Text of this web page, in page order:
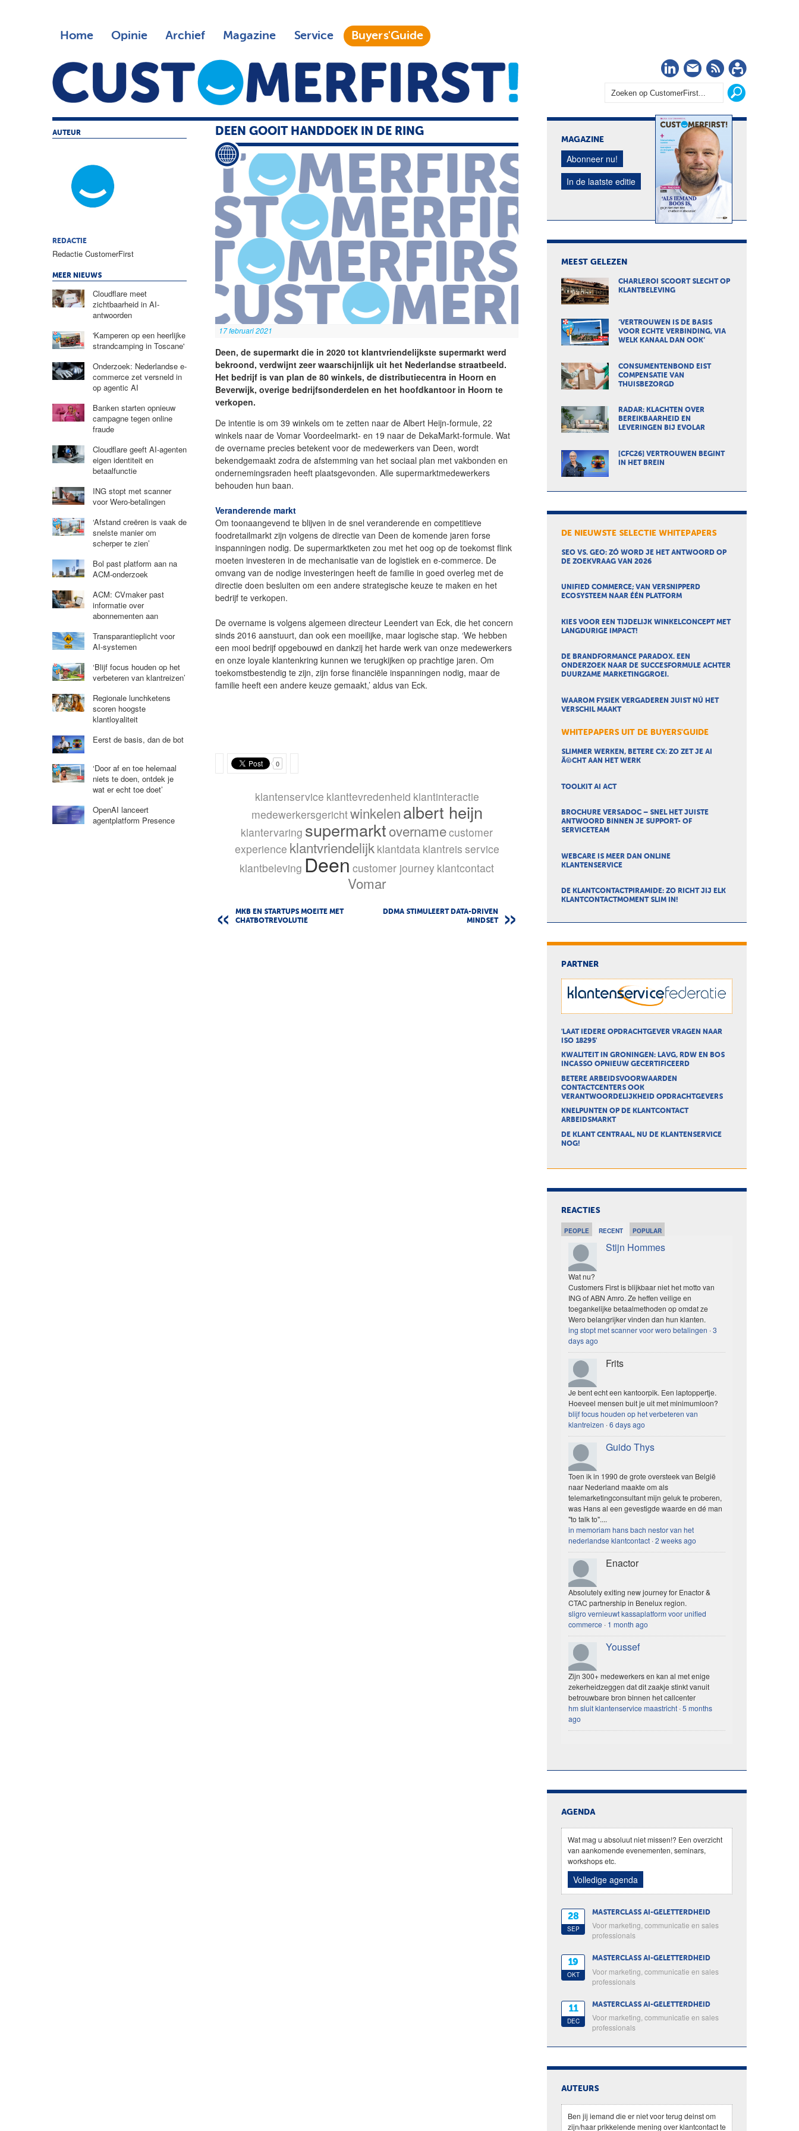
Home Opinie Archief Magazine Service Buyers'Guide
LinkedIn
Nieuwsbrief
RSS
DEEN GOOIT HANDDOEK IN DE RING
17 februari 2021
Deen, de supermarkt die in 2020 tot klantvriendelijkste supermarkt werd
bekroond, verdwijnt zeer waarschijnlijk uit het Nederlandse straatbeeld.
Het bedrijf is van plan de 80 winkels, de distributiecentra in Hoorn en
Beverwijk, overige bedrijfsonderdelen en het hoofdkantoor in Hoorn te
verkopen.
De intentie is om 39 winkels om te zetten naar de Albert Heijn-formule, 22
winkels naar de Vomar Voordeelmarkt- en 19 naar de DekaMarkt-formule. Wat
de overname precies betekent voor de medewerkers van Deen, wordt
bekendgemaakt zodra de afstemming van het sociaal plan met vakbonden en
ondernemingsraden heeft plaatsgevonden. Alle supermarktmedewerkers
behouden hun baan.
Veranderende markt
Om toonaangevend te blijven in de snel veranderende en competitieve
foodretailmarkt zijn volgens de directie van Deen de komende jaren forse
inspanningen nodig. De supermarktketen zou met het oog op de toekomst flink
moeten investeren in de mechanisatie van de logistiek en e-commerce. De
omvang van de nodige investeringen heeft de familie in goed overleg met de
directie doen besluiten om een andere strategische keuze te maken en het
bedrijf te verkopen.
De overname is volgens algemeen directeur Leendert van Eck, die het concern
sinds 2016 aanstuurt, dan ook een moeilijke, maar logische stap. ‘We hebben
een mooi bedrijf opgebouwd en dankzij het harde werk van onze medewerkers
en onze loyale klantenkring kunnen we terugkijken op prachtige jaren. Om
toekomstbestendig te zijn, zijn forse financiële inspanningen nodig, maar de
familie heeft een andere keuze gemaakt,’ aldus van Eck.
0
klantenservice klanttevredenheid klantinteractie
medewerkersgerichtwinkelenalbert heijn
klantervaring supermarktovernamecustomer
experience klantvriendelijk klantdata klantreis service
klantbeleving Deen customer journey klantcontact
Vomar
MKB EN STARTUPS MOEITE MET
CHATBOTREVOLUTIE
DDMA STIMULEERT DATA-DRIVEN
MINDSET
AUTEUR
REDACTIE
Redactie CustomerFirst
MEER NIEUWS
Cloudflare meet
zichtbaarheid in AI-
antwoorden
'Kamperen op een heerlijke
strandcamping in Toscane'
Onderzoek: Nederlandse e-
commerce zet versneld in
op agentic AI
Banken starten opnieuw
campagne tegen online
fraude
Cloudflare geeft AI-agenten
eigen identiteit en
betaalfunctie
ING stopt met scanner
voor Wero-betalingen
‘Afstand creëren is vaak de
snelste manier om
scherper te zien’
Bol past platform aan na
ACM-onderzoek
ACM: CVmaker past
informatie over
abonnementen aan
Transparantieplicht voor
AI-systemen
‘Blijf focus houden op het
verbeteren van klantreizen’
Regionale lunchketens
scoren hoogste
klantloyaliteit
Eerst de basis, dan de bot
‘Door af en toe helemaal
niets te doen, ontdek je
wat er echt toe doet’
OpenAI lanceert
agentplatform Presence
MAGAZINE
Abonneer nu!
In de laatste editie
MEEST GELEZEN
CHARLEROI SCOORT SLECHT OP
KLANTBELEVING
‘VERTROUWEN IS DE BASIS
VOOR ECHTE VERBINDING, VIA
WELK KANAAL DAN OOK’
CONSUMENTENBOND EIST
COMPENSATIE VAN
THUISBEZORGD
RADAR: KLACHTEN OVER
BEREIKBAARHEID EN
LEVERINGEN BIJ EVOLAR
[CFC26] VERTROUWEN BEGINT
IN HET BREIN
DE NIEUWSTE SELECTIE WHITEPAPERS
SEO VS. GEO: ZÓ WORD JE HET ANTWOORD OP
DE ZOEKVRAAG VAN 2026
UNIFIED COMMERCE; VAN VERSNIPPERD
ECOSYSTEEM NAAR ÉÉN PLATFORM
KIES VOOR EEN TIJDELIJK WINKELCONCEPT MET
LANGDURIGE IMPACT!
DE BRANDFORMANCE PARADOX. EEN
ONDERZOEK NAAR DE SUCCESFORMULE ACHTER
DUURZAME MARKETINGGROEI.
WAAROM FYSIEK VERGADEREN JUIST NÚ HET
VERSCHIL MAAKT
WHITEPAPERS UIT DE BUYERS'GUIDE
SLIMMER WERKEN, BETERE CX: ZO ZET JE AI
Ã©CHT AAN HET WERK
TOOLKIT AI ACT
BROCHURE VERSADOC – SNEL HET JUISTE
ANTWOORD BINNEN JE SUPPORT- OF
SERVICETEAM
WEBCARE IS MEER DAN ONLINE
KLANTENSERVICE
DE KLANTCONTACTPIRAMIDE: ZO RICHT JIJ ELK
KLANTCONTACTMOMENT SLIM IN!
PARTNER
'LAAT IEDERE OPDRACHTGEVER VRAGEN NAAR
ISO 18295'
KWALITEIT IN GRONINGEN: LAVG, RDW EN BOS
INCASSO OPNIEUW GECERTIFICEERD
BETERE ARBEIDSVOORWAARDEN
CONTACTCENTERS OOK
VERANTWOORDELIJKHEID OPDRACHTGEVERS
KNELPUNTEN OP DE KLANTCONTACT
ARBEIDSMARKT
DE KLANT CENTRAAL, NU DE KLANTENSERVICE
NOG!
REACTIES
PEOPLE RECENT POPULAR
Stijn Hommes
Wat nu?
Customers First is blijkbaar niet het motto van
ING of ABN Amro. Ze heffen veilige en
toegankelijke betaalmethoden op omdat ze
Wero belangrijker vinden dan hun klanten.
ing stopt met scanner voor wero betalingen ·3
days ago
Frits
Je bent echt een kantoorpik. Een laptoppertje.
Hoeveel mensen buit je uit met minimumloon?
blijf focus houden op het verbeteren van
klantreizen ·6 days ago
Guido Thys
Toen ik in 1990 de grote oversteek van België
naar Nederland maakte om als
telemarketingconsultant mijn geluk te proberen,
was Hans al een gevestigde waarde en dé man
"to talk to"....
in memoriam hans bach nestor van het
nederlandse klantcontact ·2 weeks ago
Enactor
Absolutely exiting new journey for Enactor &
CTAC partnership in Benelux region.
sligro vernieuwt kassaplatform voor unified
commerce · 1 month ago
Youssef
Zijn 300+ medewerkers en kan al met enige
zekerheidzeggen dat dit zaakje stinkt vanuit
betrouwbare bron binnen het callcenter
hm sluit klantenservice maastricht ·5 months
ago
AGENDA
Wat mag u absoluut niet missen!? Een overzicht
van aankomende evenementen, seminars,
workshops etc.
Volledige agenda
28
SEP
MASTERCLASS AI-GELETTERDHEID
Voor marketing, communicatie en sales
professionals
19
OKT
MASTERCLASS AI-GELETTERDHEID
Voor marketing, communicatie en sales
professionals
11
DEC
MASTERCLASS AI-GELETTERDHEID
Voor marketing, communicatie en sales
professionals
AUTEURS
Ben jij iemand die er niet voor terug deinst om
zijn/haar prikkelende mening over klantcontact te